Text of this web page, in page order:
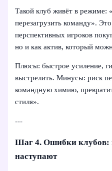
Такой клуб живёт в
перезагрузить команду».
перспективных игроков
но и как актив, который
Плюсы: быстрое усиление,
выстрелить. Минусы: риск
командную химию,
стиля».
---
Шаг 4. Ошибки клубов:
наступают